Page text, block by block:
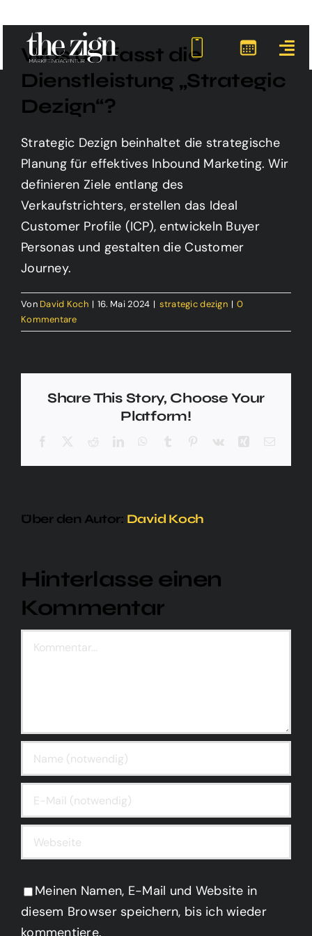
Inhalt
springen
Was umfasst die
Dienstleistung „Strategic
Dezign“?
Strategic Dezign beinhaltet die strategische
Planung für effektives Inbound Marketing. Wir
definieren Ziele entlang des
Verkaufstrichters, erstellen das Ideal
Customer Profile (ICP), entwickeln Buyer
Personas und gestalten die Customer
Journey.
Von David Koch | 16. Mai 2024 | strategic dezign | 0
Kommentare
Share This Story, Choose Your
Platform!
Facebook RedditLinkedInWhatsApp
Tumblr Pinterest
Vk XingE-
Über den Autor: David Koch
Hinterlasse einen
Kommentar
Kommentar
Meinen Namen, E-Mail und Website in
diesem Browser speichern, bis ich wieder